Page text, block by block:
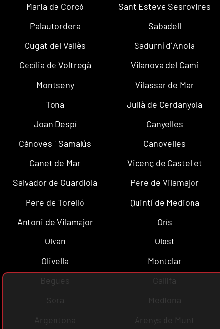
Maria de Corcó
Sant Esteve Sesrovires
Palautordera
Sabadell
Cugat del Vallès
Sadurní d´Anoia
Cecília de Voltregà
Vilanova del Camí
Montseny
Vilassar de Mar
Tona
Julià de Cerdanyola
Joan Despí
Canyelles
Cànoves i Samalús
Canovelles
Canet de Mar
Vicenç de Castellet
Salvador de Guardiola
Pere de Vilamajor
Pere de Torelló
Quintí de Mediona
Antoni de Vilamajor
Orís
Olvan
Olost
Olivella
Montclar
Begues
Gallifa
Sora
Mediona
Argentona
Arenys de Munt